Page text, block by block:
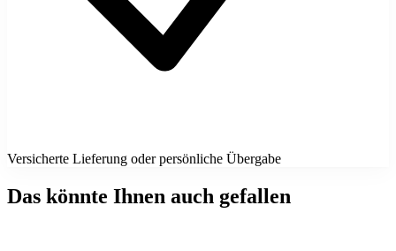
Versicherte Lieferung oder persönliche Übergabe
Das könnte Ihnen auch gefallen